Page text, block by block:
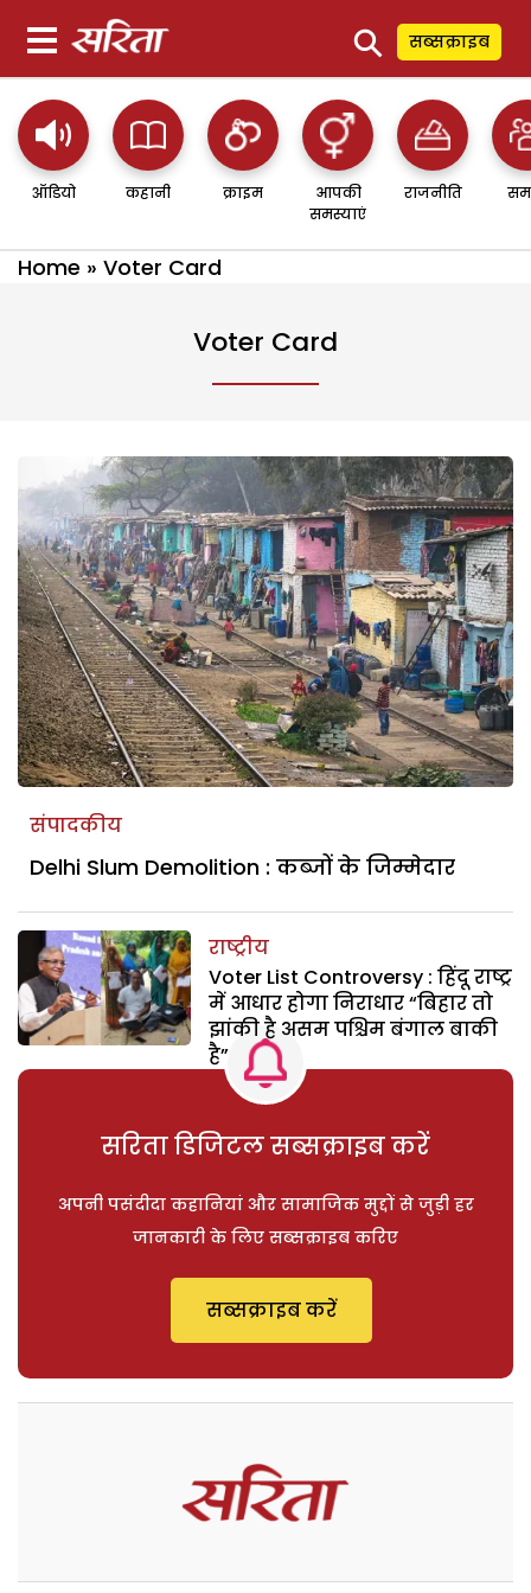
⚲ सब्सक्राइब
ऑडियो कहानी क्राइम
आपकी
समस्याएं
राजनीति
Home » Voter Card
Voter Card
संपादकीय
Delhi Slum Demolition : कब्जों के जिम्मेदार
राष्ट्रीय
Voter List Controversy : हिंदू राष्ट्र
में आधार होगा निराधार “बिहार तो
झांकी है असम पश्चिम बंगाल बाकी
है”
सरिता डिजिटल सब्सक्राइब करें
अपनी पसंदीदा कहानियां और सामाजिक मुद्दों से जुड़ी हर
जानकारी के लिए सब्सक्राइब करिए
सब्सक्राइब करें